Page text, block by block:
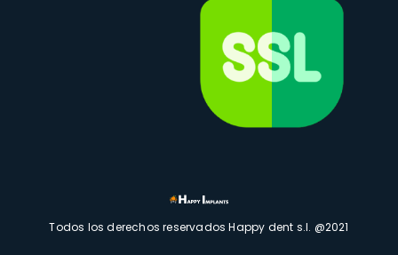
Todos los derechos reservados Happy dent s.l. @2021